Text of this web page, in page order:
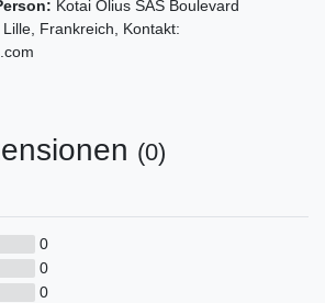
Kotai Olius SAS Boulevard
Lille Frankreich , Kontakt:
(0)
0
0
0